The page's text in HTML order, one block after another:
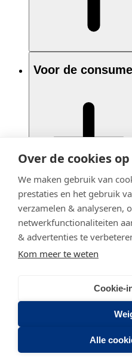
Over de cookies
We maken gebruik van
prestaties en het gebruik
verzamelen & analyseren,
netwerkfunctionaliteiten
& advertenties te
Kom meer te weten
Cookie-
Alle
Voor de
Stadsring 201
3817 BA AMERSFOORT
(033) 46 43 464